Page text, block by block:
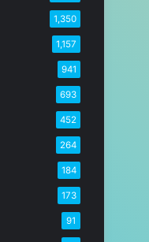
1,350
1,157
941
693
452
264
184
173
91